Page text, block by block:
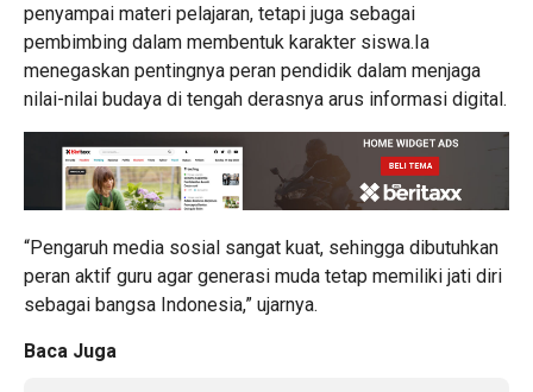
penyampai materi pelajaran, tetapi juga sebagai
pembimbing dalam membentuk karakter siswa.Ia
menegaskan pentingnya peran pendidik dalam menjaga
nilai-nilai budaya di tengah derasnya arus informasi digital.
“Pengaruh media sosial sangat kuat, sehingga dibutuhkan
peran aktif guru agar generasi muda tetap memiliki jati diri
sebagai bangsa Indonesia,” ujarnya.
Baca Juga